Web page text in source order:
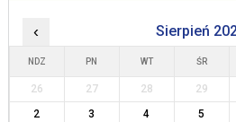
‹ Sierpień
NDZ PN WT ŚR
26 27 28 29
2
3 4 5